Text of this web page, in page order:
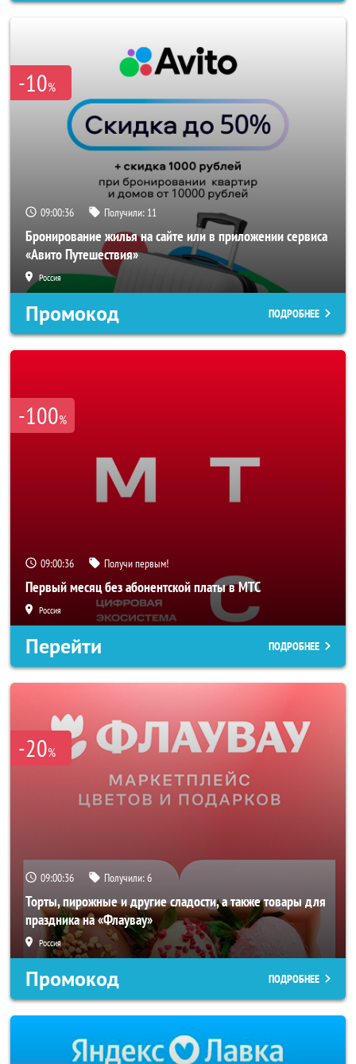
-10%
09:00:33 Получили: 11
Бронирование жилья на сайте или в приложении сервиса
«Авито Путешествия»
Россия
Промокод ПОДРОБНЕЕ
-100%
09:00:33 Получи первым!
Первый месяц без абонентской платы в МТС
Россия
Перейти ПОДРОБНЕЕ
-20%
09:00:33 Получили:6
Торты, пирожные и другие сладости, а также товары для
праздника на «Флаувау»
Россия
Промокод ПОДРОБНЕЕ